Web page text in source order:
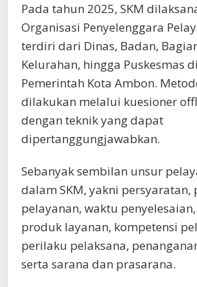
Pada tahun 2025, SKM
Organisasi Penyelenggara
terdiri dari Dinas, Badan,
Kelurahan, hingga Puskesmas
Pemerintah Kota Ambon.
dilakukan melalui kuesioner
dengan teknik yang dapat
dipertanggungjawabkan.
Sebanyak sembilan unsur
dalam SKM, yakni persyaratan,
pelayanan, waktu
produk layanan, kompetensi
perilaku pelaksana,
serta sarana dan prasarana.